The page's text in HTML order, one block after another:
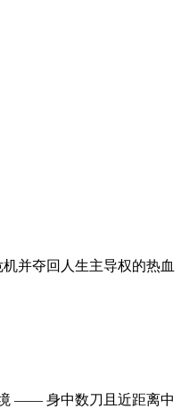
并夺回人生主导权的热血
—— 身中数刀且近距离中